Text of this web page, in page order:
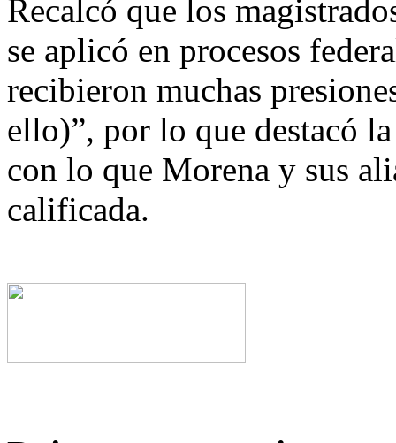
Recalcó que los
se aplicó en procesos
recibieron muchas
ello)”, por lo que destacó
con lo que Morena y sus
calificada.